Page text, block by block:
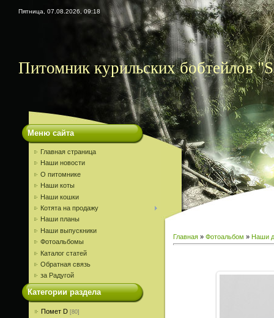
Пятница, 07.08.2026, 09:18
Питомник курильских бобтейлов
Меню сайта
Главная страница
Наши новости
О питомнике
Наши коты
Наши кошки
Котята на продажу
Наши планы
Наши выпускники
Фотоальбомы
Каталог статей
Обратная связь
за Радугой
Категории раздела
Помет D [80]
Главная » Фотоальбом » Наши